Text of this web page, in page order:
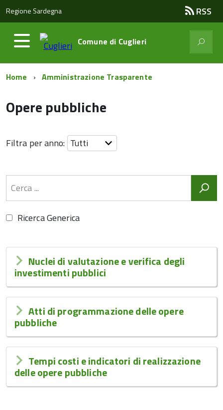
Regione Sardegna RSS
Comune di Cuglieri
Home Amministrazione Trasparente
Opere pubbliche
Filtra per anno:
Ricerca Generica
Nuclei di valutazione e verifica degli
investimenti pubblici
Atti di programmazione delle opere
pubbliche
Tempi costi e indicatori di realizzazione
delle opere pubbliche